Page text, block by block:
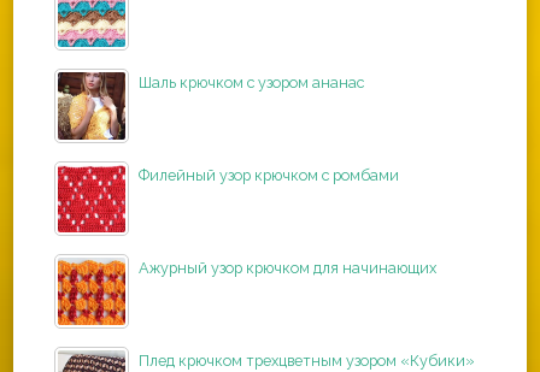
Шаль крючком с узором ананас
Филейный узор крючком с ромбами
Ажурный узор крючком для начинающих
Плед крючком трехцветным узором «Кубики»